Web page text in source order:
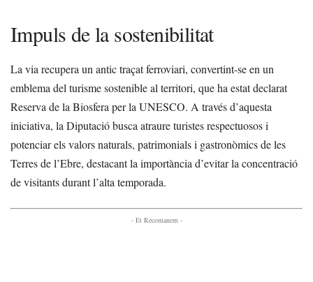
Impuls de la sostenibilitat
La via recupera un antic traçat ferroviari, convertint-se en un
emblema del turisme sostenible al territori, que ha estat declarat
Reserva de la Biosfera per la UNESCO. A través d’aquesta
iniciativa, la Diputació busca atraure turistes respectuosos i
potenciar els valors naturals, patrimonials i gastronòmics de les
Terres de l’Ebre, destacant la importància d’evitar la concentració
de visitants durant l’alta temporada.
- Et Recomanem -